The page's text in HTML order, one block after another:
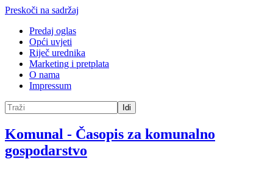
Preskoči na sadržaj
Predaj oglas
Opći uvjeti
Riječ urednika
Marketing i pretplata
O nama
Impressum
Idi
Komunal - Časopis za komunalno
gospodarstvo